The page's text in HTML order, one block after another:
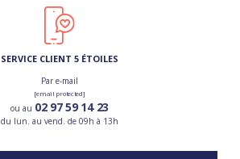
SERVICE CLIENT 5 ÉTOILES
Par e-mail
[email protected]
ou au 02 97 59 14 23
du lun. au vend. de 09h à 13h